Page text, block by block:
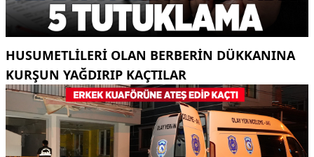
HUSUMETLILERI OLAN BERBERIN DÜKKANINA
KURŞUN YAĞDIRIP KAÇTILAR